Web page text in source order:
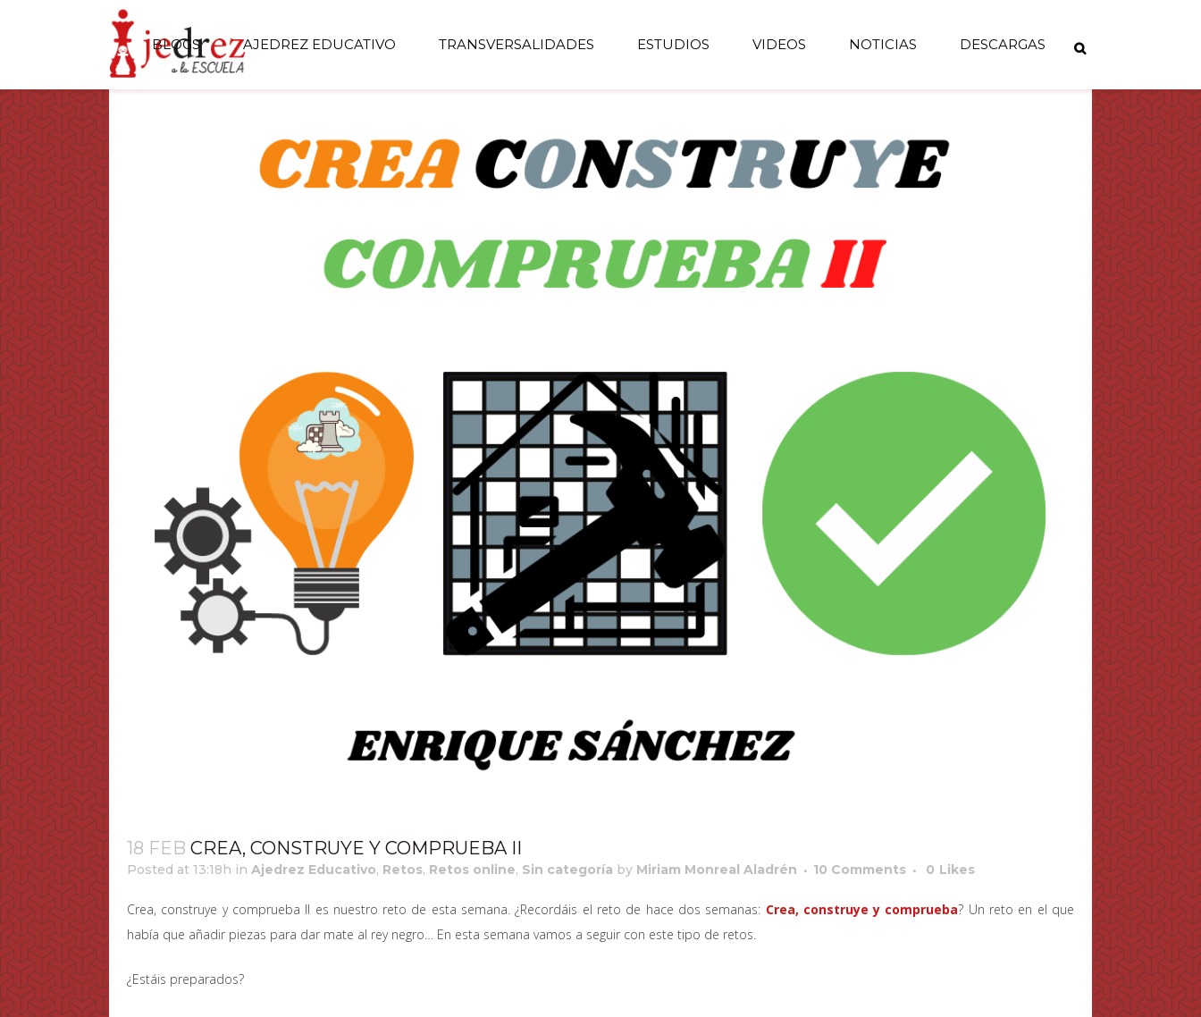
BLOGS AJEDREZ EDUCATIVO TRANSVERSALIDADES ESTUDIOS VIDEOS NOTICIAS DESCARGAS
18 FEB CREA, CONSTRUYE Y COMPRUEBA II
Posted at 13:18h in Ajedrez Educativo, Retos, Retos online, Sin categoría by Miriam Monreal Aladrén 10 Comments 0 Likes
Crea, construye y comprueba II es nuestro reto de esta semana. ¿Recordáis el reto de hace dos semanas: Crea, construye y comprueba? Un reto en el que
había que añadir piezas para dar mate al rey negro… En esta semana vamos a seguir con este tipo de retos.
¿Estáis preparados?